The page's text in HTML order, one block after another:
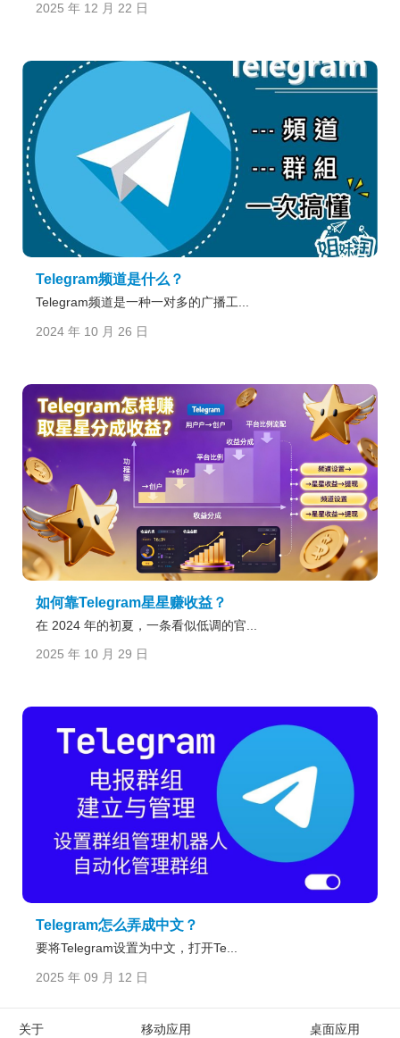
2025 年 12 月 22 日
Telegram频道是什么？
Telegram频道是一种一对多的广播工...
2024 年 10 月 26 日
如何靠Telegram星星赚收益？
在 2024 年的初夏，一条看似低调的官...
2025 年 10 月 29 日
Telegram怎么弄成中文？
要将Telegram设置为中文，打开Te...
2025 年 09 月 12 日
关于 移动应用 桌面应用